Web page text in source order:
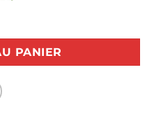
DOUBLE ATTACHE CLIC
PANIER